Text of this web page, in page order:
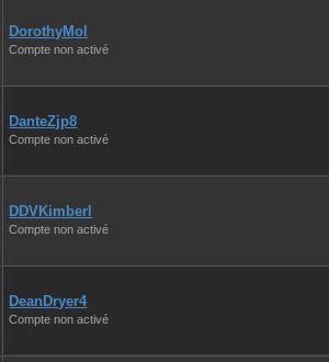
DorothyMol
Compte non activé
DanteZjp8
Compte non activé
DDVKimberl
Compte non activé
DeanDryer4
Compte non activé